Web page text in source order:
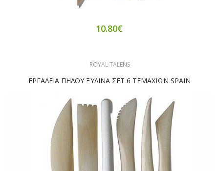
10.80€
ROYAL TALENS
ΕΡΓΑΛΕΙΑ ΠΗΛΟΥ ΞΥΛΙΝΑ ΣΕΤ 6 ΤΕΜΑΧΙΩΝ SPAIN